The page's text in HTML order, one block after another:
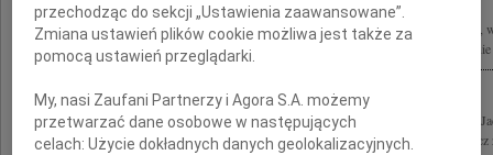
Z wielkim żalem przyjęliśmy wiadomość o tragicznej śmierci wybitnego architekta,
Konkursu Polski Cement w Architekturze prof. arch. Stefana Kuryłowicza Rodzinie
Wstrząśnięci tragiczną śmiercią Kolegów architektów prof. Stefana Kuryłowicza i
Współpracownikom składamy wyrazy głębokiego współczucia Marek Tryzybowicz
przechodząc do sekcji „Ustawienia zaawansowane”.
Zmiana ustawień plików cookie możliwa jest także za
pomocą ustawień przeglądarki.
My, nasi Zaufani Partnerzy i Agora S.A. możemy
przetwarzać dane osobowe w następujących
celach:Użycie dokładnych danych geolokalizacyjnych.